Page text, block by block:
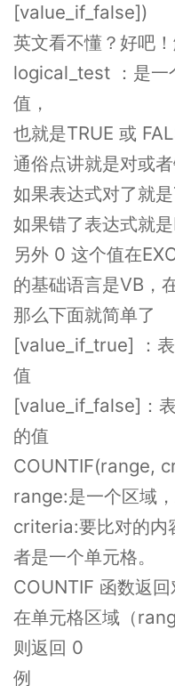
[value_if_false])
英文看不懂？好吧！
logical_test ：是一
值，
也就是TRUE 或
通俗点讲就是对或者
如果表达式对了就
如果错了表达式就
另外 0 这个值在
的基础语言是VB，
那么下面就简单了
[value_if_true] ：
值
[value_if_false]：
的值
COUNTIF(range,
range:是一个区域
criteria:要比对的内
者是一个单元格。
COUNTIF 函数返
在单元格区域（
则返回 0
例